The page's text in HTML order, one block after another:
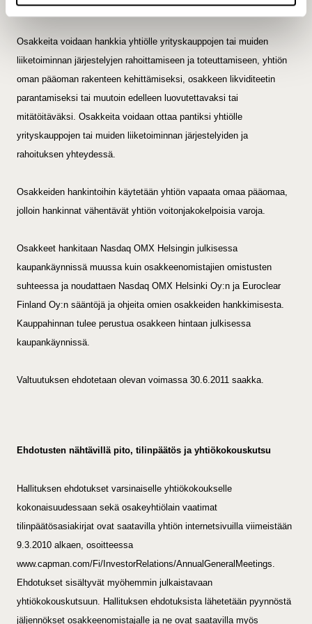
osakkeista.
Osakkeita voidaan hankkia yhtiölle yrityskauppojen tai muiden
liiketoiminnan järjestelyjen rahoittamiseen ja toteuttamiseen, yhtiön
oman pääoman rakenteen kehittämiseksi, osakkeen likviditeetin
parantamiseksi tai muutoin edelleen luovutettavaksi tai
mitätöitäväksi. Osakkeita voidaan ottaa pantiksi yhtiölle
yrityskauppojen tai muiden liiketoiminnan järjestelyiden ja
rahoituksen yhteydessä.
Osakkeiden hankintoihin käytetään yhtiön vapaata omaa pääomaa,
jolloin hankinnat vähentävät yhtiön voitonjakokelpoisia varoja.
Osakkeet hankitaan Nasdaq OMX Helsingin julkisessa
kaupankäynnissä muussa kuin osakkeenomistajien omistusten
suhteessa ja noudattaen Nasdaq OMX Helsinki Oy:n ja Euroclear
Finland Oy:n sääntöjä ja ohjeita omien osakkeiden hankkimisesta.
Kauppahinnan tulee perustua osakkeen hintaan julkisessa
kaupankäynnissä.
Valtuutuksen ehdotetaan olevan voimassa 30.6.2011 saakka.
Ehdotusten nähtävillä pito, tilinpäätös ja yhtiökokouskutsu
Hallituksen ehdotukset varsinaiselle yhtiökokoukselle
kokonaisuudessaan sekä osakeyhtiölain vaatimat
tilinpäätösasiakirjat ovat saatavilla yhtiön internetsivuilla viimeistään
9.3.2010 alkaen, osoitteessa
www.capman.com/Fi/InvestorRelations/AnnualGeneralMeetings.
Ehdotukset sisältyvät myöhemmin julkaistavaan
yhtiökokouskutsuun. Hallituksen ehdotuksista lähetetään pyynnöstä
jäljennökset osakkeenomistajalle ja ne ovat saatavilla myös